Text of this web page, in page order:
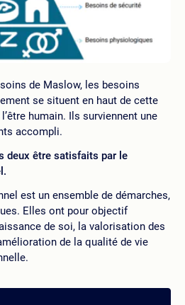
de Maslow, les besoins
se situent en haut de cette
humain. Ils surviennent une
accompli.
deux être satisfaits par le
est un ensemble de démarches,
Elles ont pour objectif
de soi, la valorisation des
de la qualité de vie